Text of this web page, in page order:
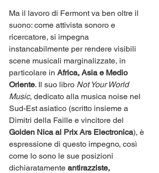
Ma il lavoro di Fermont va ben oltre il
suono: come attivista sonoro e
ricercatore, si impegna
instancabilmente per rendere visibili
scene musicali marginalizzate, in
particolare in Africa, Asia e Medio
Oriente. Il suo libro Not Your World
Music, dedicato alla musica noise nel
Sud-Est asiatico (scritto insieme a
Dimitri della Faille e vincitore del
Golden Nica al Prix Ars Electronica), è
espressione di questo impegno, così
come lo sono le sue posizioni
dichiaratamente antirazziste,